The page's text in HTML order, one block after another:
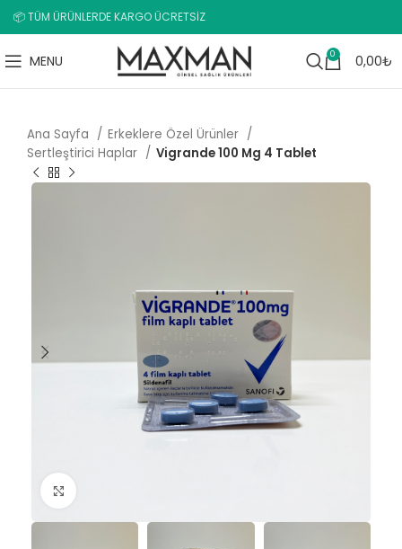
📦 TÜM ÜRÜNLERDE KARGO ÜCRETSİZ
MENU 0 0,00₺
Ana Sayfa
Erkeklere Özel Ürünler
Sertleştirici Haplar
Vigrande 100 Mg 4 Tablet